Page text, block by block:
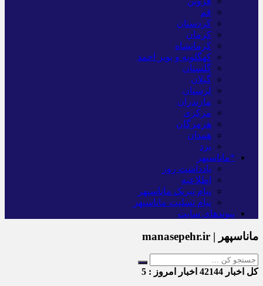
قم
کردستان
کرمان
کرمانشاه
کهگلویه و بویر احمد
گلستان
گیلان
لرستان
مازندران
مرکزی
هرمزگان
همدان
یزد
*ماناسپهر
یادداشت روز
اطلاعیه
پیام تبریک ماناسپهر
پیام تسلیت ماناسپهر
پیوندهای سایت
ماناسپهر | manasepehr.ir
کل اخبار اخبار امروز : 5